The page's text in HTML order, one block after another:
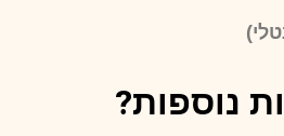
נוספות?